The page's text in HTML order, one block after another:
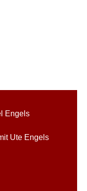
Engels
Ute Engels